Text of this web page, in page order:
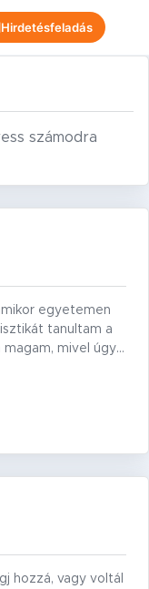
Hirdetésfeladás
számodra
egyetemen
tanultam a
mivel úgy…
hozzá, vagy voltál